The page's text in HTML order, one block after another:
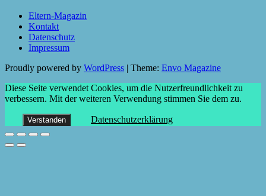
Eltern-Magazin
Kontakt
Datenschutz
Impressum
Proudly powered by WordPress Theme: Envo Magazine
Diese Seite verwendet Cookies, um die Nutzerfreundlichkeit zu
verbessern. Mit der weiteren Verwendung stimmen Sie dem zu.
Verstanden Datenschutzerklärung